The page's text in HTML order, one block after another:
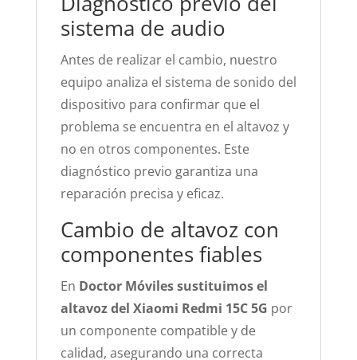
sistema de audio
Antes de realizar el cambio, nuestro
equipo analiza el sistema de sonido del
dispositivo para confirmar que el
problema se encuentra en el altavoz y
no en otros componentes. Este
diagnóstico previo garantiza una
reparación precisa y eficaz.
Cambio de altavoz con
componentes fiables
En Doctor Móviles sustituimos el
altavoz del Xiaomi Redmi 15C 5G por
un componente compatible y de
calidad, asegurando una correcta